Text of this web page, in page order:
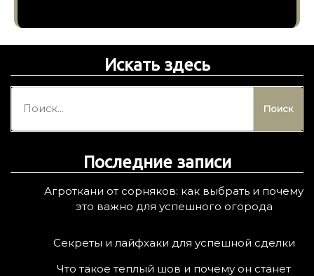
Искать здесь
й
Последние записи
Агроткани от сорняков: как выбрать и почему
это важно для успешного огорода
Секреты и лайфхаки для успешной сделки
Что такое теплый шов и почему он станет